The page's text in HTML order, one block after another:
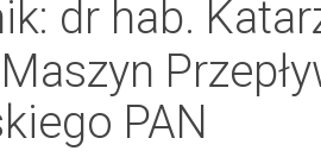
dr hab.
PAN